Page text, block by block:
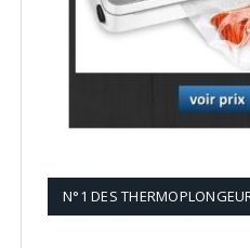
N°1 DES